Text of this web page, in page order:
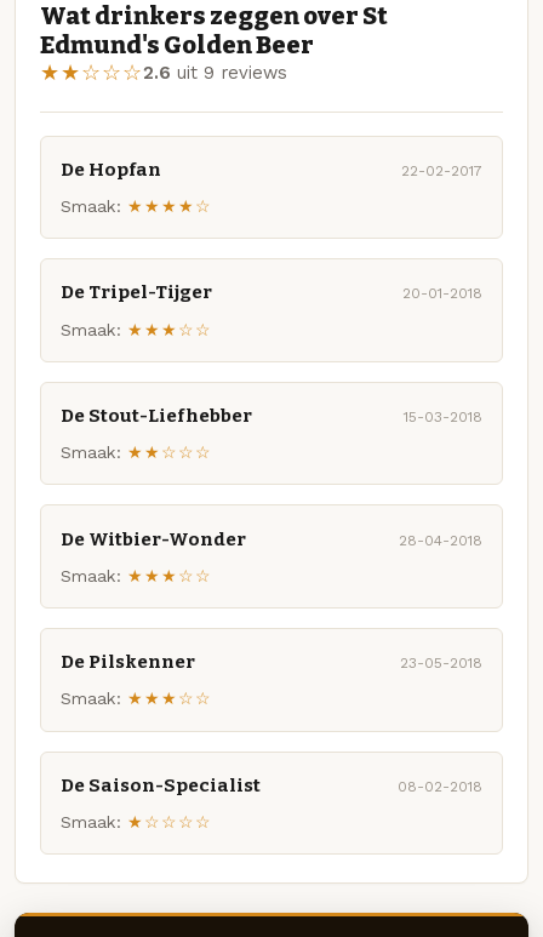
Wat drinkers zeggen over St
Edmund's Golden Beer
★★☆☆☆2.6 uit 9 reviews
De Hopfan 22-02-2017
Smaak: ★★★★☆
De Tripel-Tijger 20-01-2018
Smaak: ★★★☆☆
De Stout-Liefhebber 15-03-2018
Smaak: ★★☆☆☆
De Witbier-Wonder 28-04-2018
Smaak: ★★★☆☆
De Pilskenner 23-05-2018
Smaak: ★★★☆☆
De Saison-Specialist 08-02-2018
Smaak: ★☆☆☆☆